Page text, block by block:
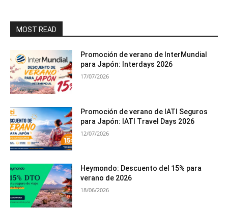
MOST READ
Promoción de verano de InterMundial
para Japón: Interdays 2026
17/07/2026
Promoción de verano de IATI Seguros
para Japón: IATI Travel Days 2026
12/07/2026
Heymondo: Descuento del 15% para
verano de 2026
18/06/2026